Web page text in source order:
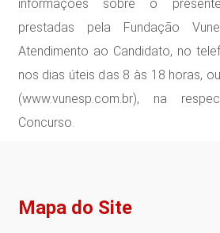
informações sobre o
prestadas pela Fundação
Atendimento ao Candidato, no
nos dias úteis das 8 às 18 horas,
(www.vunesp.com.br), na
Concurso.
Mapa do Site